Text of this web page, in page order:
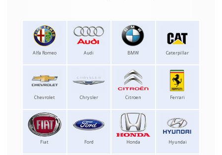
Alfa Romeo Audi BMW Caterpillar
Chevrolet Chrysler Citroen Ferrari
Fiat Ford Honda Hyundai